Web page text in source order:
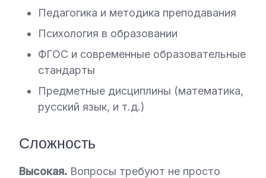
Педагогика и методика преподавания
Психология в образовании
ФГОС и современные образовательные
стандарты
Предметные дисциплины (математика,
русский язык, и т.д.)
Сложность
Высокая. Вопросы требуют не просто